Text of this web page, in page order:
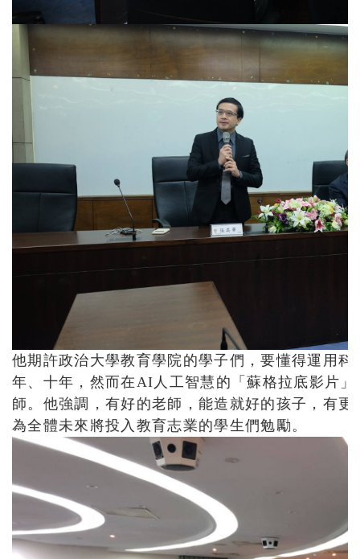
他期許政治大學教育學院的學子們，要懂得運用
年、十年，然而在AI人工智慧的「蘇格拉底影片
師。他強調，有好的老師，能造就好的孩子，有
為全體未來將投入教育志業的學生們勉勵。